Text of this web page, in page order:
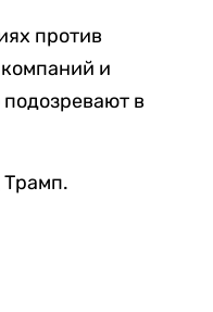
против
и
в